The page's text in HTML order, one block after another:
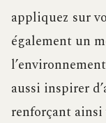
appliquez sur
également un
aussi inspirer
renforçant ainsi